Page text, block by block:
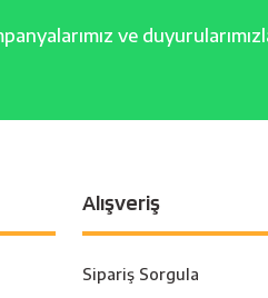
ve
Alışveriş
Sipariş Sorgula